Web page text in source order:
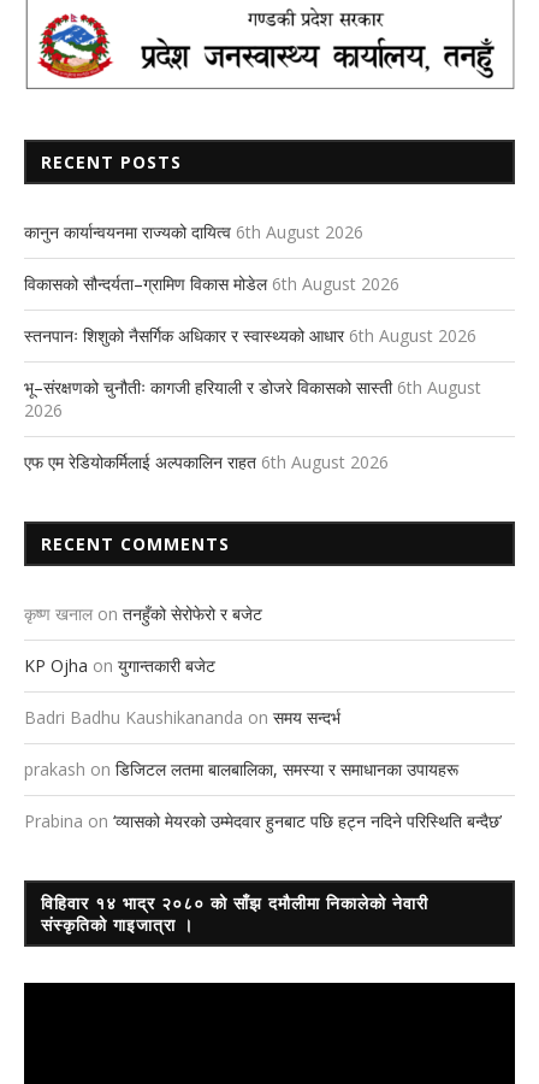
RECENT POSTS
कानुन कार्यान्वयनमा राज्यको दायित्व 6th August 2026
विकासको सौन्दर्यता–ग्रामिण विकास मोडेल 6th August 2026
स्तनपानः शिशुको नैसर्गिक अधिकार र स्वास्थ्यको आधार 6th August 2026
भू–संरक्षणको चुनौतीः कागजी हरियाली र डोजरे विकासको सास्ती 6th August
2026
एफ एम रेडियोकर्मिलाई अल्पकालिन राहत 6th August 2026
RECENT COMMENTS
कृष्ण खनाल on तनहुँको सेरोफेरो र बजेट
KP Ojha on युगान्तकारी बजेट
Badri Badhu Kaushikananda on समय सन्दर्भ
prakash on डिजिटल लतमा बालबालिका, समस्या र समाधानका उपायहरू
Prabina on ‘व्यासको मेयरको उम्मेदवार हुनबाट पछि हट्न नदिने परिस्थिति बन्दैछ’
विहिवार १४ भाद्र २०८० को साँझ दमौलीमा निकालेको नेवारी
संस्कृतिको गाइजात्रा ।